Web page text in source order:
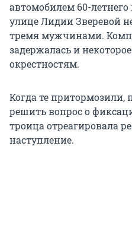
автомобилем 60-
улице Лидии Зверевой
тремя мужчинами.
задержалась и
окрестностям.
Когда те притормозили,
решить вопрос о
троица отреагировала
наступление.